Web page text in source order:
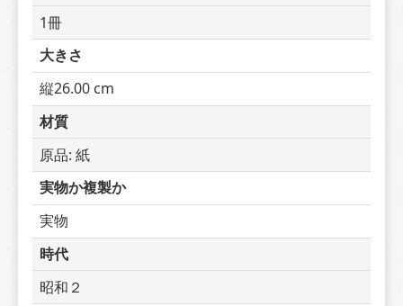
1冊
大きさ
縦26.00 cm
材質
原品: 紙
実物か複製か
実物
時代
昭和２